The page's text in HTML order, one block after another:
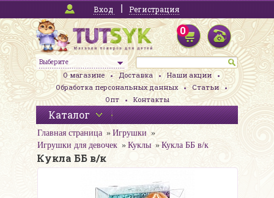
Вход Регистрация
Выберите
0
О магазине Доставка
Наши акции
Обработка персональных данных
Статьи
Опт
Контакты
Каталог
Главная страница
Игрушки
Игрушки для девочек
Куклы Кукла ББ в/к
Кукла ББ в/к